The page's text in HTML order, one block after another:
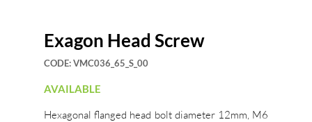
Exagon Head Screw
CODE:VMC036_65_S_00
AVAILABLE
Hexagonal flanged head bolt diameter 12mm, M6